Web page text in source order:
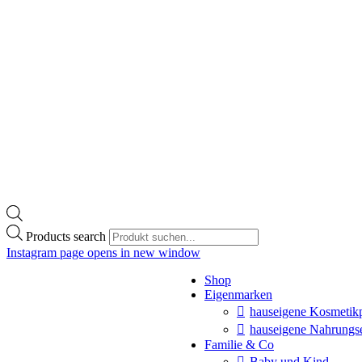
Products search
Instagram page opens in new window
Shop
Eigenmarken
hauseigene
hauseigene
Familie & Co